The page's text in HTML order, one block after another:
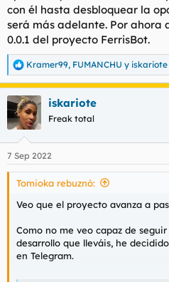
con él hasta desbloquear la
será más adelante. Por ahora
0.0.1 del proyecto FerrisBot.
R
e
c
c
i
e
s
Kramer99, FUMANCHU y iskariote
iskariote
Freak total
7 Sep 2022
Tomioka rebuznó:
Veo que el proyecto avanza a
Como no me veo capaz de
desarrollo que lleváis, he
en Telegram.